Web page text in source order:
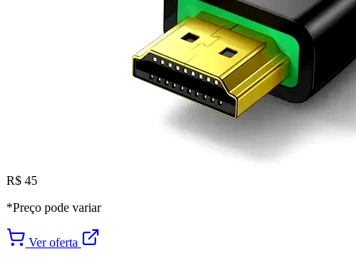
R$ 45
*Preço pode variar
Ver oferta